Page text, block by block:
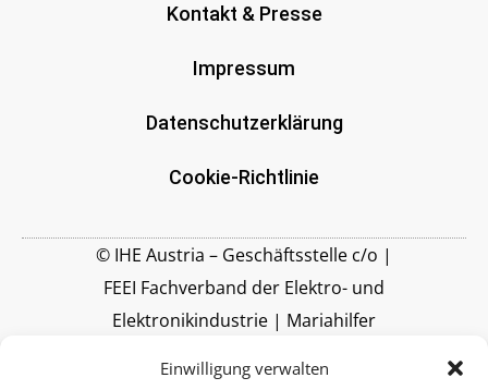
Einwilligung verwalten
Kontakt & Presse
Impressum
Datenschutzerklärung
Cookie-Richtlinie
© IHE Austria – Geschäftsstelle c/o |
FEEI Fachverband der Elektro- und
Elektronikindustrie | Mariahilfer
www.feei.at